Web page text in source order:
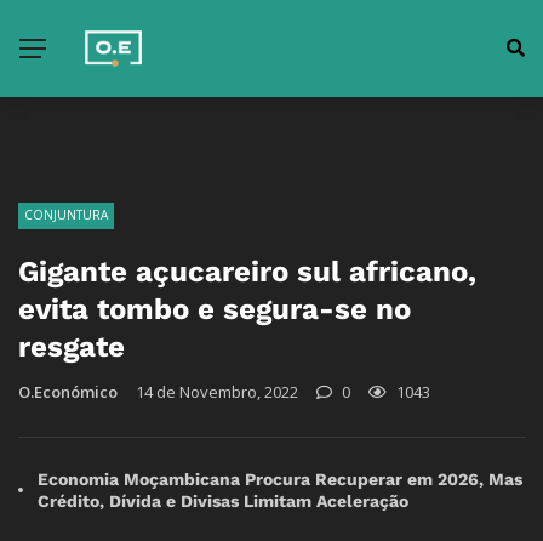
CONJUNTURA
Gigante açucareiro sul africano,
evita tombo e segura-se no
resgate
O.Económico 14 de Novembro, 2022 0 1043
Economia Moçambicana Procura Recuperar em 2026, Mas
Crédito, Dívida e Divisas Limitam Aceleração